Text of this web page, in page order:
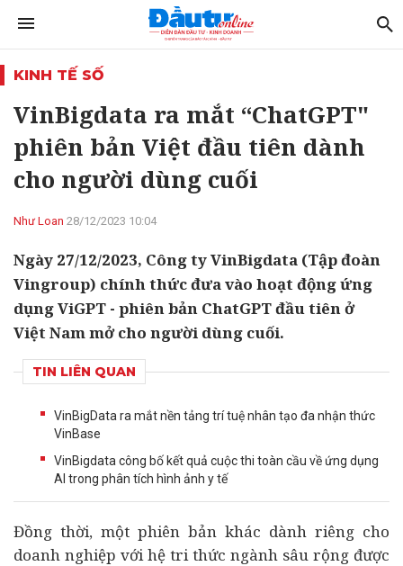
KINH TẾ SỐ
VinBigdata ra mắt “ChatGPT"
phiên bản Việt đầu tiên dành
cho người dùng cuối
Như Loan 28/12/2023 10:04
Ngày 27/12/2023, Công ty VinBigdata (Tập đoàn
Vingroup) chính thức đưa vào hoạt động ứng
dụng ViGPT - phiên bản ChatGPT đầu tiên ở
Việt Nam mở cho người dùng cuối.
TIN LIÊN QUAN
VinBigData ra mắt nền tảng trí tuệ nhân tạo đa nhận thức
VinBase
VinBigdata công bố kết quả cuộc thi toàn cầu về ứng dụng
AI trong phân tích hình ảnh y tế
Đồng thời, một phiên bản khác dành riêng cho
doanh nghiệp với hệ tri thức ngành sâu rộng được